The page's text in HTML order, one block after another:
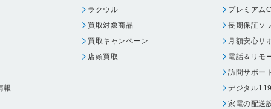
報
ラクウル
買取対象商品
買取キャンペーン
店頭買取
プレミアム
長期保証ソ
月額安心サ
電話＆リモ
訪問サポー
デジタル
家電の配送